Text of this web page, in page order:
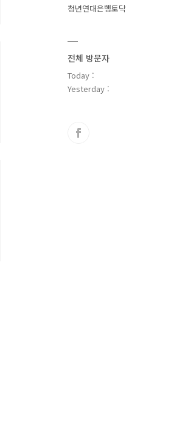
청년연대은행토닥
전체 방문자
Today :
Yesterday :